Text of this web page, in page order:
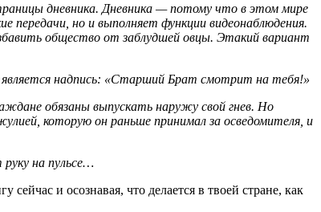
дневника. Дневника — потому что в этом мире
передачи, но и выполняет функции видеонаблюдения.
общество от заблудшей овцы. Этакий вариант
надпись: «Старший Брат смотрит на тебя!»
обязаны выпускать наружу свой гнев. Но
которую он раньше принимал за осведомителя, и
на пульсе…
и осознавая, что делается в твоей стране, как